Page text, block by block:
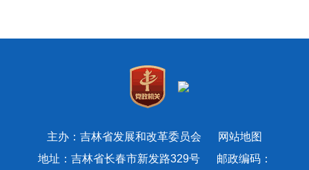
主办：吉林省发展和改革委员会
网站地图
地址：吉林省长春市新发路329号 邮政编码：